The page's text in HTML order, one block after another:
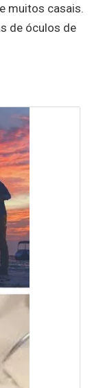
muitos casais.
de óculos de